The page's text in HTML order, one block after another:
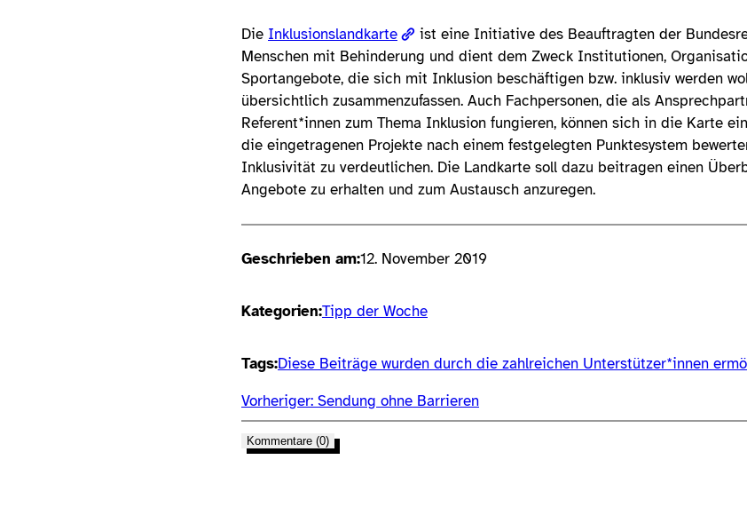
Die Inklusionslandkarte
ist eine Initiative des Beauftragten der
Menschen mit Behinderung und dient dem Zweck Institutionen,
Sportangebote, die sich mit Inklusion beschäftigen bzw. inklusiv werden
übersichtlich zusammenzufassen. Auch Fachpersonen, die als
Referent*innen zum Thema Inklusion fungieren, können sich in die Karte
die eingetragenen Projekte nach einem festgelegten Punktesystem
Inklusivität zu verdeutlichen. Die Landkarte soll dazu beitragen einen
Angebote zu erhalten und zum Austausch anzuregen.
Geschrieben am:12. November 2019
Kategorien:Tipp der Woche
Tags:Diese Beiträge wurden durch die zahlreichen Unterstützer*innen
Vorheriger: Sendung ohne Barrieren
Kommentare (0)